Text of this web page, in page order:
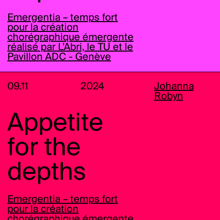
Emergentia – temps fort
pour la création
chorégraphique émergente
réalisé par L’Abri, le TU et le
Pavillon ADC - Genève
09.11 2024
Johanna
Robyn
Appetite
for the
depths
Emergentia – temps fort
pour la création